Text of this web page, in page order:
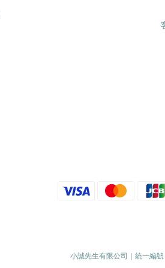
小誠先生有限公司｜統一編號